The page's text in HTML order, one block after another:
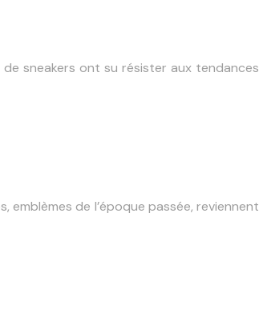
sneakers ont su résister aux tendances
de l’époque passée, reviennent